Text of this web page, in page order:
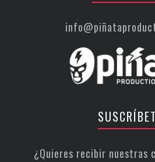
¿Quieres recibir nuestras